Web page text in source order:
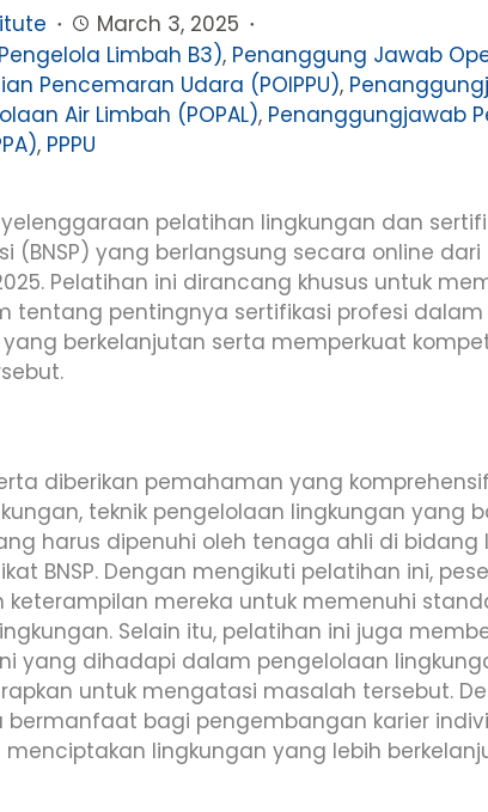
March 3, 2025
Limbah B3), Penanggung Jawab
Pencemaran Udara (POIPPU),
Air Limbah (POPAL), Penanggungjawab
, PPPU
pelatihan lingkungan dan
(BNSP) yang berlangsung secara online dari
Pelatihan ini dirancang khusus untuk
tentang pentingnya sertifikasi profesi
berkelanjutan serta memperkuat
diberikan pemahaman yang
teknik pengelolaan lingkungan yang
harus dipenuhi oleh tenaga ahli di bidang
BNSP. Dengan mengikuti pelatihan ini,
mereka untuk memenuhi
Selain itu, pelatihan ini juga
yang dihadapi dalam pengelolaan
untuk mengatasi masalah tersebut.
bermanfaat bagi pengembangan karier
lingkungan yang lebih